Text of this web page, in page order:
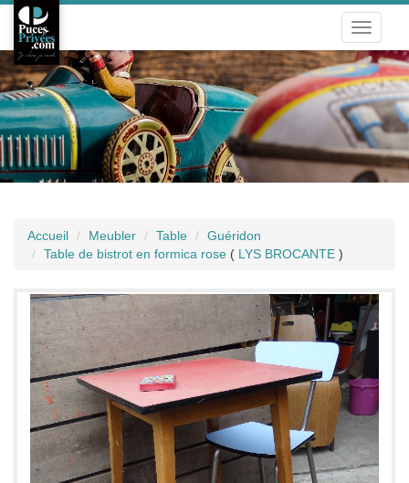
Toggle
Accueil Meubler Table
Guéridon
Table de bistrot en formica rose ( LYS BROCANTE )